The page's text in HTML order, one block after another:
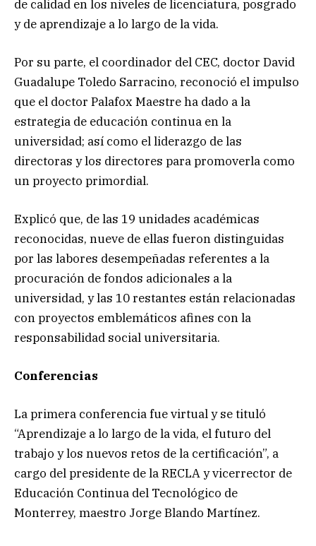
de calidad en los niveles de licenciatura, posgrado
y de aprendizaje a lo largo de la vida.
Por su parte, el coordinador del CEC, doctor David
Guadalupe Toledo Sarracino, reconoció el impulso
que el doctor Palafox Maestre ha dado a la
estrategia de educación continua en la
universidad; así como el liderazgo de las
directoras y los directores para promoverla como
un proyecto primordial.
Explicó que, de las 19 unidades académicas
reconocidas, nueve de ellas fueron distinguidas
por las labores desempeñadas referentes a la
procuración de fondos adicionales a la
universidad, y las 10 restantes están relacionadas
con proyectos emblemáticos afines con la
responsabilidad social universitaria.
Conferencias
La primera conferencia fue virtual y se tituló
“Aprendizaje a lo largo de la vida, el futuro del
trabajo y los nuevos retos de la certificación”, a
cargo del presidente de la RECLA y vicerrector de
Educación Continua del Tecnológico de
Monterrey, maestro Jorge Blando Martínez.